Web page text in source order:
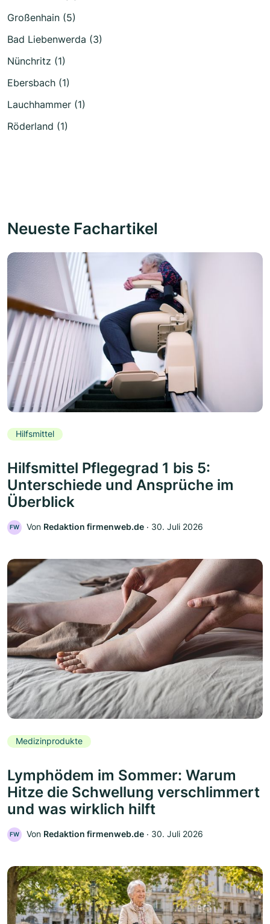
Großenhain (5)
Bad Liebenwerda (3)
Nünchritz (1)
Ebersbach (1)
Lauchhammer (1)
Röderland (1)
Neueste Fachartikel
Hilfsmittel
Hilfsmittel Pflegegrad 1 bis 5:
Unterschiede und Ansprüche im
Überblick
FW Von Redaktion firmenweb.de ‧ 30. Juli 2026
Medizinprodukte
Lymphödem im Sommer: Warum
Hitze die Schwellung verschlimmert
und was wirklich hilft
FW Von Redaktion firmenweb.de ‧ 30. Juli 2026